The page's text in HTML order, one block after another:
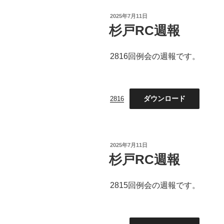
投
稿
日:
2025年7月11日
杉戸RC週報
2816回例会の週報です。
2816 ダウンロード
投
稿
日:
2025年7月11日
杉戸RC週報
2815回例会の週報です。